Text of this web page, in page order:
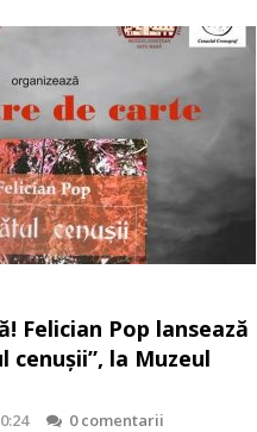
Felician Pop lansează
cenușii”, la Muzeul
0 comentarii